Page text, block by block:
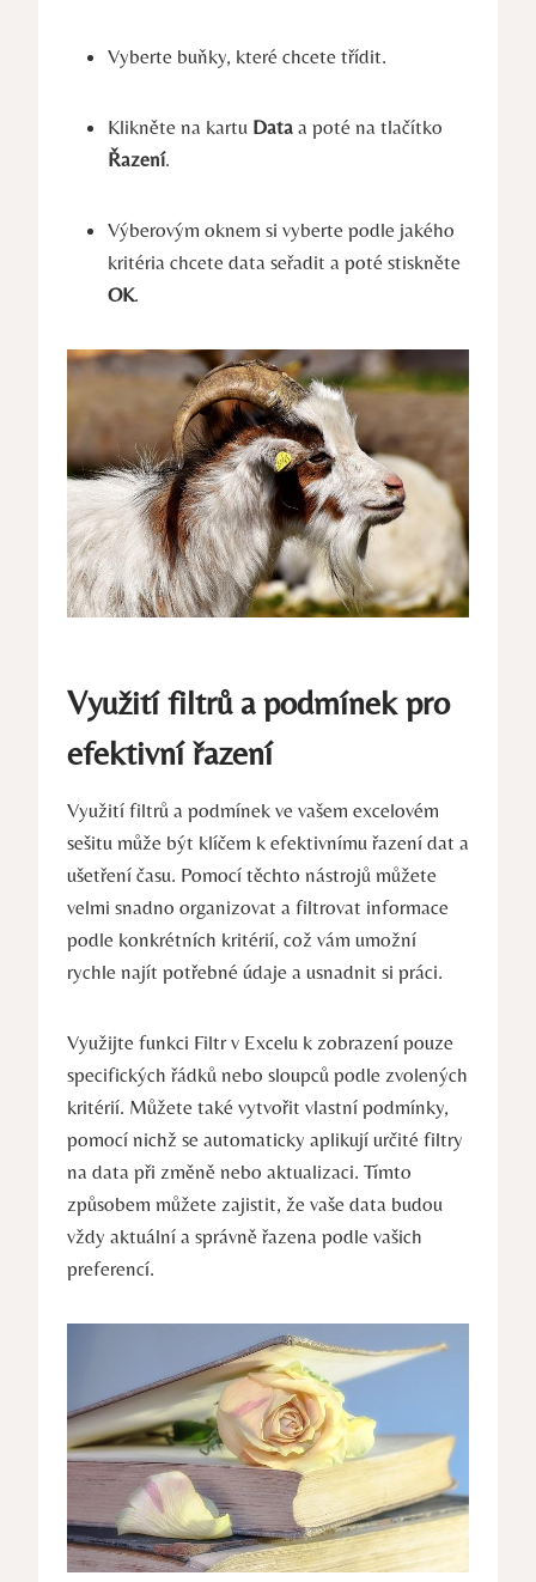
Vyberte buňky, které chcete třídit.
Klikněte na kartu Data a poté na tlačítko
Řazení.
Výberovým oknem si vyberte podle jakého
kritéria chcete data seřadit a poté stiskněte
OK.
Využití filtrů a podmínek pro
efektivní řazení
Využití filtrů a podmínek ve vašem excelovém
sešitu může být klíčem k efektivnímu řazení dat a
ušetření času. Pomocí těchto nástrojů můžete
velmi snadno organizovat a filtrovat informace
podle konkrétních kritérií, což vám umožní
rychle najít potřebné údaje a usnadnit si práci.
Využijte funkci Filtr v Excelu k zobrazení pouze
specifických řádků nebo sloupců podle zvolených
kritérií. Můžete také vytvořit vlastní podmínky,
pomocí nichž se automaticky aplikují určité filtry
na data při změně nebo aktualizaci. Tímto
způsobem můžete zajistit, že vaše data budou
vždy aktuální a správně řazena podle vašich
preferencí.